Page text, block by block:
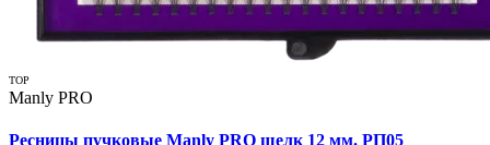
TOP
Manly PRO
Ресницы пучковые Manly PRO шелк 12 мм. РП05